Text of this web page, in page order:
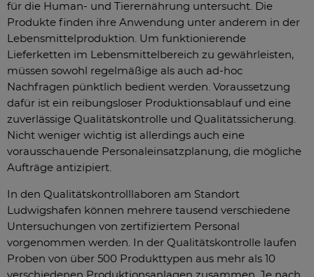
für die Human- und Tierernährung untersucht. Die
Produkte finden ihre Anwendung unter anderem in der
Lebensmittelproduktion. Um funktionierende
Lieferketten im Lebensmittelbereich zu gewährleisten,
müssen sowohl regelmäßige als auch ad-hoc
Nachfragen pünktlich bedient werden. Voraussetzung
dafür ist ein reibungsloser Produktionsablauf und eine
zuverlässige Qualitätskontrolle und Qualitätssicherung.
Nicht weniger wichtig ist allerdings auch eine
vorausschauende Personaleinsatzplanung, die mögliche
Aufträge antizipiert.
In den Qualitätskontrolllaboren am Standort
Ludwigshafen können mehrere tausend verschiedene
Untersuchungen von zertifiziertem Personal
vorgenommen werden. In der Qualitätskontrolle laufen
Proben von über 500 Produkttypen aus mehr als 10